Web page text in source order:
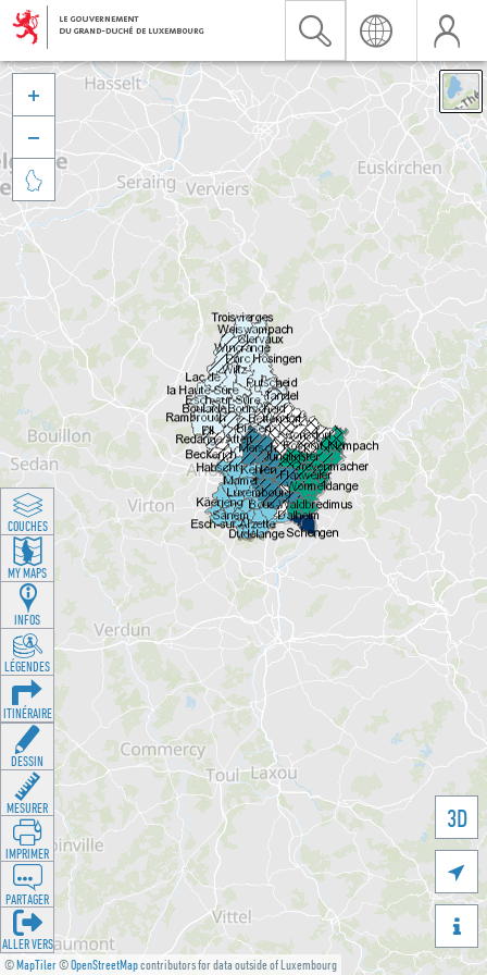
©MapTiler©OpenStreetMapcontributors for data outside of Luxembourg
3D





COUCHES
MY MAPS
INFOS
LÉGENDES
ITINÉRAIRE
DESSIN
MESURER
IMPRIMER
PARTAGER
ALLER VERS